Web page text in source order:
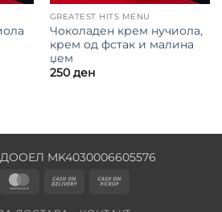
GREATEST HITS MENU
Чоколаден крем нучиола,
крем од фстак и малина
џем
250 ден
MK4030006605576
MasterCard
Cash